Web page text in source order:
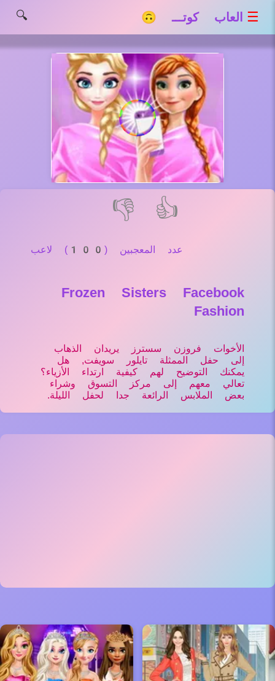
☰ العاب كوتـــ 🙃 🔍
👍
👎
عدد المعجبين (100) لاعب
Frozen Sisters Facebook
Fashion
الأخوات فروزن سسترز يريدان الذهاب
إلى حفل الممثلة تايلور سويفت, هل
يمكنك التوضيح لهم كيفية ارتداء الأزياء؟
تعالي معهم إلى مركز التسوق وشراء
بعض الملابس الرائعة جدا لحفل الليلة.